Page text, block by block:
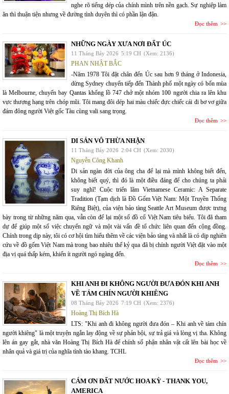
nghe rõ tiếng dép của chính mình trên nền gạch. Sự nghiệp làm
ăn thì thuận tiện nhưng về đường tình duyên thì có phần lận đận.
Đọc thêm
NHỮNG NGÀY XƯA NƠI ĐẤT ÚC
11 Tháng Bảy 2026 5:19 CH (Xem: 2136)
PHAN NHẬT BẮC
-Năm 1978 Tôi đặt chân đến Úc sau hơn 9 tháng ở Indonesia,
dừng Sydney chuyển tiếp đến Thành phố một ngày có bốn mùa
là Melbourne, chuyến bay Qantas khổng lồ 747 chở một nhóm 100 người chia ra lên khu
vực thượng hạng trên chóp mũi. Tôi mang đôi dép hai màu chiếc đực chiếc cái đi bơ vơ giữa
đám đông người Việt gốc Tàu cùng vali sang trọng.
Đọc thêm
DI SẢN VÔ THỪA NHẬN
11 Tháng Bảy 2026 2:04 CH (Xem: 2030)
Nguyễn Công Khanh
Di sản ngàn đời của ông cha để lại mà mình không biết đến,
không biết quý, thì đó là một điều đáng để cho chúng ta phải
suy nghĩ! Cuộc triển lãm Vietnamese Ceramic: A Separate
Tradition (Tạm dịch là Đồ Gốm Việt Nam: Một Truyền Thống
Riêng Biệt), của viện bảo tàng Seattle Art Museum được trưng
bày trong từ những năm qua, vẫn còn để lại một số đồ cổ Việt Nam tiêu biểu. Tôi đã tham
dự để giúp một số việc chuyển ngữ và một vài vấn đề tổ chức liên quan đến cộng đồng.
Chính trong dịp này, tôi có cơ hội tìm hiểu thêm về các viện bảo tàng và nhất là có dịp nghiên
cứu về đồ gốm Việt Nam mà trong bao nhiêu thế kỷ qua đã bị chính người Việt đặt vào một
địa vị quá thấp kém, khiến ít người ngó ngàng đến.
Đọc thêm
KHI ANH ĐI KHÔNG NGƯỜI ĐƯA ĐÓN KHI ANH
VỀ TÁM CHÍN NGƯỜI KHIÊNG
08 Tháng Bảy 2026 7:19 CH (Xem: 2376)
Hoàng Thị Bích Hà
LTS: "Khi anh đi không người đưa đón – Khi anh về tám chín
người khiêng" là một truyện ngắn lay động về sự phản bội, sự trả giá và lòng vị tha. Không
lên án gay gắt, nhà văn Hoàng Thị Bích Hà để chính số phận nhân vật cất lên bài học về
nhân quả và giá trị của nghĩa tình tào khang. TCHL
Đọc thêm
CÁM ƠN ĐẤT NƯỚC HOA KỲ - THANK YOU,
AMERICA